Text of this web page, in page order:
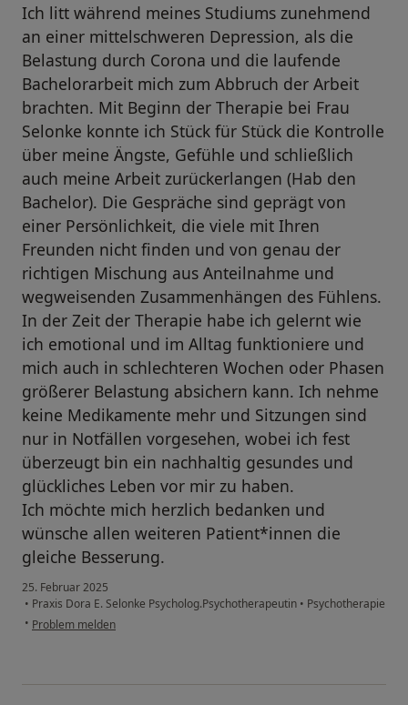
Ich litt während meines Studiums zunehmend
an einer mittelschweren Depression, als die
Belastung durch Corona und die laufende
Bachelorarbeit mich zum Abbruch der Arbeit
brachten. Mit Beginn der Therapie bei Frau
Selonke konnte ich Stück für Stück die Kontrolle
über meine Ängste, Gefühle und schließlich
auch meine Arbeit zurückerlangen (Hab den
Bachelor). Die Gespräche sind geprägt von
einer Persönlichkeit, die viele mit Ihren
Freunden nicht finden und von genau der
richtigen Mischung aus Anteilnahme und
wegweisenden Zusammenhängen des Fühlens.
In der Zeit der Therapie habe ich gelernt wie
ich emotional und im Alltag funktioniere und
mich auch in schlechteren Wochen oder Phasen
größerer Belastung absichern kann. Ich nehme
keine Medikamente mehr und Sitzungen sind
nur in Notfällen vorgesehen, wobei ich fest
überzeugt bin ein nachhaltig gesundes und
glückliches Leben vor mir zu haben.
Ich möchte mich herzlich bedanken und
wünsche allen weiteren Patient*innen die
gleiche Besserung.
25. Februar 2025
• Praxis Dora E. Selonke Psycholog.Psychotherapeutin • Psychotherapie
• Problem melden